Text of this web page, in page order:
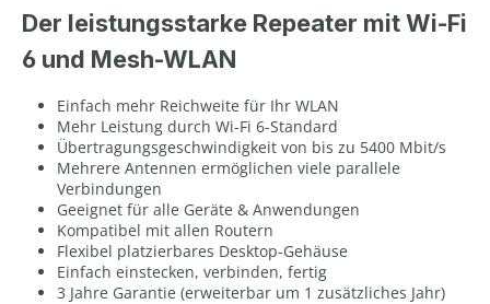
Der leistungsstarke Repeater mit Wi-Fi
6 und Mesh-WLAN
Einfach mehr Reichweite für Ihr WLAN
Mehr Leistung durch Wi-Fi 6-Standard
Übertragungsgeschwindigkeit von bis zu 5400 Mbit/s
Mehrere Antennen ermöglichen viele parallele
Verbindungen
Geeignet für alle Geräte & Anwendungen
Kompatibel mit allen Routern
Flexibel platzierbares Desktop-Gehäuse
Einfach einstecken, verbinden, fertig
3 Jahre Garantie (erweiterbar um 1 zusätzliches Jahr)